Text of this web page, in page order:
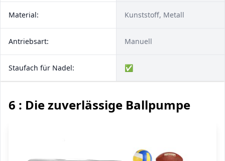
Material: Kunststoff, Metall
Antriebsart: Manuell
Staufach für Nadel: ✅
6 : Die zuverlässige Ballpumpe